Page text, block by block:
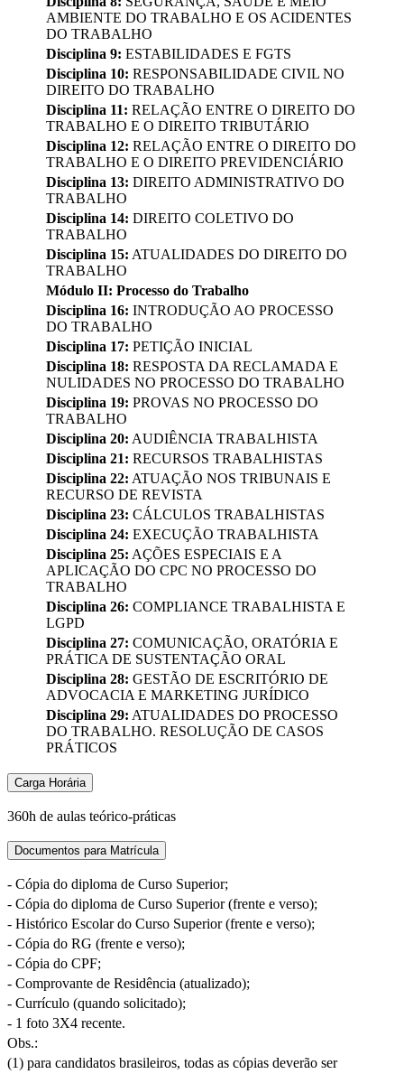
AMBIENTE DO TRABALHO E OS ACIDENTES
DO TRABALHO
Disciplina 9: ESTABILIDADES E FGTS
Disciplina 10: RESPONSABILIDADE CIVIL NO
DIREITO DO TRABALHO
Disciplina 11: RELAÇÃO ENTRE O DIREITO DO
TRABALHO E O DIREITO TRIBUTÁRIO
Disciplina 12: RELAÇÃO ENTRE O DIREITO DO
TRABALHO E O DIREITO PREVIDENCIÁRIO
Disciplina 13: DIREITO ADMINISTRATIVO DO
TRABALHO
Disciplina 14: DIREITO COLETIVO DO
TRABALHO
Disciplina 15: ATUALIDADES DO DIREITO DO
TRABALHO
Módulo II: Processo do Trabalho
Disciplina 16: INTRODUÇÃO AO PROCESSO
DO TRABALHO
Disciplina 17: PETIÇÃO INICIAL
Disciplina 18: RESPOSTA DA RECLAMADA E
NULIDADES NO PROCESSO DO TRABALHO
Disciplina 19: PROVAS NO PROCESSO DO
TRABALHO
Disciplina 20: AUDIÊNCIA TRABALHISTA
Disciplina 21: RECURSOS TRABALHISTAS
Disciplina 22: ATUAÇÃO NOS TRIBUNAIS E
RECURSO DE REVISTA
Disciplina 23: CÁLCULOS TRABALHISTAS
Disciplina 24: EXECUÇÃO TRABALHISTA
Disciplina 25: AÇÕES ESPECIAIS E A
APLICAÇÃO DO CPC NO PROCESSO DO
TRABALHO
Disciplina 26: COMPLIANCE TRABALHISTA E
LGPD
Disciplina 27: COMUNICAÇÃO, ORATÓRIA E
PRÁTICA DE SUSTENTAÇÃO ORAL
Disciplina 28: GESTÃO DE ESCRITÓRIO DE
ADVOCACIA E MARKETING JURÍDICO
Disciplina 29: ATUALIDADES DO PROCESSO
DO TRABALHO. RESOLUÇÃO DE CASOS
PRÁTICOS
Carga Horária
360h de aulas teórico-práticas
Documentos para Matrícula
- Cópia do diploma de Curso Superior;
- Cópia do diploma de Curso Superior (frente e verso);
- Histórico Escolar do Curso Superior (frente e verso);
- Cópia do RG (frente e verso);
- Cópia do CPF;
- Comprovante de Residência (atualizado);
- Currículo (quando solicitado);
- 1 foto 3X4 recente.
Obs.:
(1) para candidatos brasileiros, todas as cópias deverão ser